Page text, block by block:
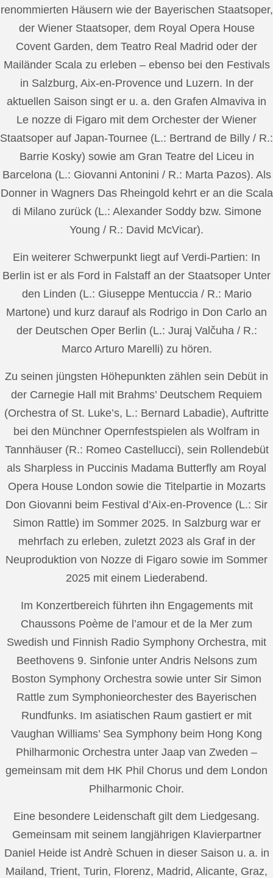
renommierten Häusern wie der Bayerischen Staatsoper,
der Wiener Staatsoper, dem Royal Opera House
Covent Garden, dem Teatro Real Madrid oder der
Mailänder Scala zu erleben – ebenso bei den Festivals
in Salzburg, Aix-en-Provence und Luzern. In der
aktuellen Saison singt er u. a. den Grafen Almaviva in
Le nozze di Figaro mit dem Orchester der Wiener
Staatsoper auf Japan-Tournee (L.: Bertrand de Billy / R.:
Barrie Kosky) sowie am Gran Teatre del Liceu in
Barcelona (L.: Giovanni Antonini / R.: Marta Pazos). Als
Donner in Wagners Das Rheingold kehrt er an die Scala
di Milano zurück (L.: Alexander Soddy bzw. Simone
Young / R.: David McVicar).
Ein weiterer Schwerpunkt liegt auf Verdi-Partien: In
Berlin ist er als Ford in Falstaff an der Staatsoper Unter
den Linden (L.: Giuseppe Mentuccia / R.: Mario
Martone) und kurz darauf als Rodrigo in Don Carlo an
der Deutschen Oper Berlin (L.: Juraj Valčuha / R.:
Marco Arturo Marelli) zu hören.
Zu seinen jüngsten Höhepunkten zählen sein Debüt in
der Carnegie Hall mit Brahms’ Deutschem Requiem
(Orchestra of St. Luke’s, L.: Bernard Labadie), Auftritte
bei den Münchner Opernfestspielen als Wolfram in
Tannhäuser (R.: Romeo Castellucci), sein Rollendebüt
als Sharpless in Puccinis Madama Butterfly am Royal
Opera House London sowie die Titelpartie in Mozarts
Don Giovanni beim Festival d’Aix-en-Provence (L.: Sir
Simon Rattle) im Sommer 2025. In Salzburg war er
mehrfach zu erleben, zuletzt 2023 als Graf in der
Neuproduktion von Nozze di Figaro sowie im Sommer
2025 mit einem Liederabend.
Im Konzertbereich führten ihn Engagements mit
Chaussons Poème de l’amour et de la Mer zum
Swedish und Finnish Radio Symphony Orchestra, mit
Beethovens 9. Sinfonie unter Andris Nelsons zum
Boston Symphony Orchestra sowie unter Sir Simon
Rattle zum Symphonieorchester des Bayerischen
Rundfunks. Im asiatischen Raum gastiert er mit
Vaughan Williams’ Sea Symphony beim Hong Kong
Philharmonic Orchestra unter Jaap van Zweden –
gemeinsam mit dem HK Phil Chorus und dem London
Philharmonic Choir.
Eine besondere Leidenschaft gilt dem Liedgesang.
Gemeinsam mit seinem langjährigen Klavierpartner
Daniel Heide ist Andrè Schuen in dieser Saison u. a. in
Mailand, Trient, Turin, Florenz, Madrid, Alicante, Graz,